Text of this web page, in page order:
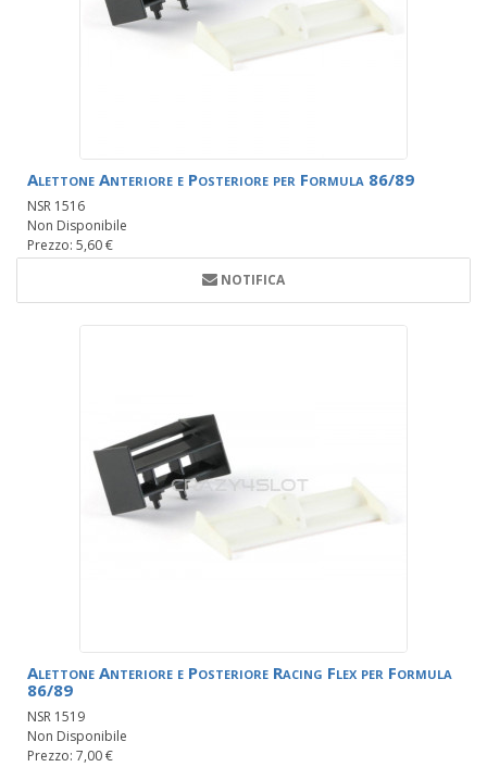
Alettone Anteriore e Posteriore per Formula 86/89
NSR 1516
Non Disponibile
Prezzo: 5,60 €
NOTIFICA
Alettone Anteriore e Posteriore Racing Flex per Formula
86/89
NSR 1519
Non Disponibile
Prezzo: 7,00 €